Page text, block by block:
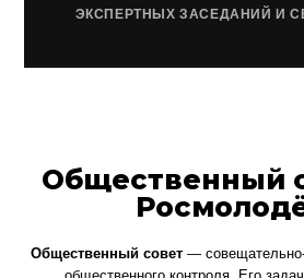
ЭКСПЕРТНЫХ ЗАСЕДАНИЙ И
Общественный
Общественный совет— совещательно-